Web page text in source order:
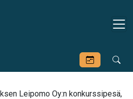
Leipomo Oy:n konkurssipesä,